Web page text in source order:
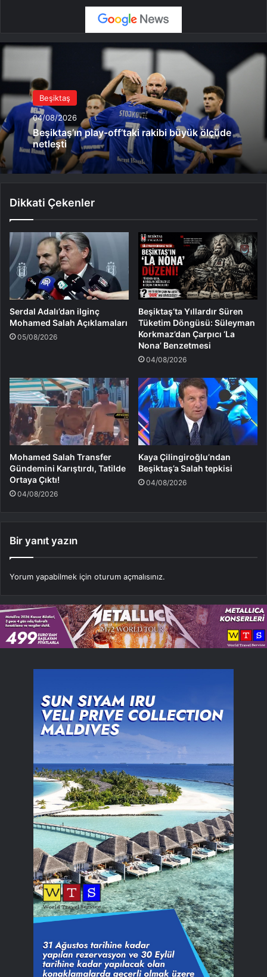
Beşiktaş
04/08/2026
Beşiktaş’ın play-off’taki rakibi büyük ölçüde
netleşti
Dikkati Çekenler
Serdal Adalı’dan ilginç
Mohamed Salah Açıklamaları
05/08/2026
Beşiktaş’ta Yıllardır Süren
Tüketim Döngüsü: Süleyman
Korkmaz’dan Çarpıcı ‘La
Nona’ Benzetmesi
04/08/2026
Mohamed Salah Transfer
Gündemini Karıştırdı, Tatilde
Ortaya Çıktı!
04/08/2026
Kaya Çilingiroğlu’ndan
Beşiktaş’a Salah tepkisi
04/08/2026
Bir yanıt yazın
Yorum yapabilmek için oturum açmalısınız.